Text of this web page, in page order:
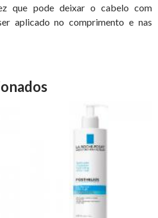
que pode deixar o cabelo com
aplicado no comprimento e nas